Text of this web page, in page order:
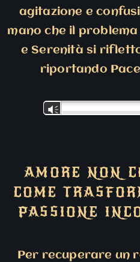
agitazione e
mano che il problema
e Serenità si
riportando
Audio
Vm
AMORE NON
COME
PASSIONE
Per recuperare un